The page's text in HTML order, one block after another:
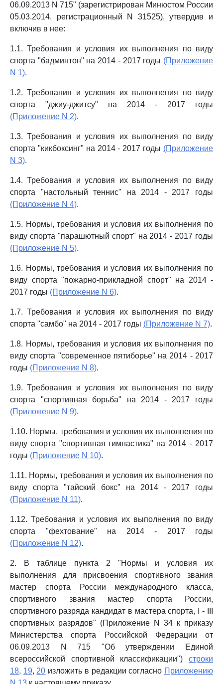
06.09.2013 N 715" (зарегистрирован Минюстом России
05.03.2014, регистрационный N 31525), утвердив и
включив в нее:
1.1. Требования и условия их выполнения по виду
спорта "бадминтон" на 2014 - 2017 годы (Приложение
N 1).
1.2. Требования и условия их выполнения по виду
спорта "джиу-джитсу" на 2014 - 2017 годы
(Приложение N 2).
1.3. Требования и условия их выполнения по виду
спорта "кикбоксинг" на 2014 - 2017 годы (Приложение
N 3).
1.4. Требования и условия их выполнения по виду
спорта "настольный теннис" на 2014 - 2017 годы
(Приложение N 4).
1.5. Нормы, требования и условия их выполнения по
виду спорта "парашютный спорт" на 2014 - 2017 годы
(Приложение N 5).
1.6. Нормы, требования и условия их выполнения по
виду спорта "пожарно-прикладной спорт" на 2014 -
2017 годы (Приложение N 6).
1.7. Требования и условия их выполнения по виду
спорта "самбо" на 2014 - 2017 годы (Приложение N 7).
1.8. Нормы, требования и условия их выполнения по
виду спорта "современное пятиборье" на 2014 - 2017
годы (Приложение N 8).
1.9. Требования и условия их выполнения по виду
спорта "спортивная борьба" на 2014 - 2017 годы
(Приложение N 9).
1.10. Нормы, требования и условия их выполнения по
виду спорта "спортивная гимнастика" на 2014 - 2017
годы (Приложение N 10).
1.11. Нормы, требования и условия их выполнения по
виду спорта "тайский бокс" на 2014 - 2017 годы
(Приложение N 11).
1.12. Требования и условия их выполнения по виду
спорта "фехтование" на 2014 - 2017 годы
(Приложение N 12).
2. В таблице пункта 2 "Нормы и условия их
выполнения для присвоения спортивного звания
мастер спорта России международного класса,
спортивного звания мастер спорта России,
спортивного разряда кандидат в мастера спорта, I - III
спортивных разрядов" (Приложение N 34 к приказу
Министерства спорта Российской Федерации от
06.09.2013 N 715 "Об утверждении Единой
всероссийской спортивной классификации") строки
18, 19, 20 изложить в редакции согласно Приложению